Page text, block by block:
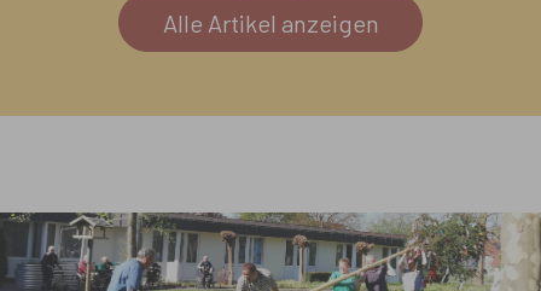
einer leckeren Erfrischung.
Alle Artikel anzeigen